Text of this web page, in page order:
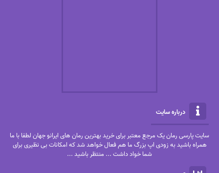
درباره سایت
سایت پارسی رمان یک مرجع معتبر برای خرید بهترین رمان های ایرانو جهان لطفا با ما
همراه باشید به زودی اپ بزرگ ما هم فعال خواهد شد که امکانات بی نظیری برای
شما خواد داشت ... منتظر باشید ...